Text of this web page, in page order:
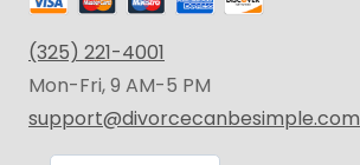
(325) 221-4001
Mon-Fri, 9 AM-5 PM
support@divorcecanbesimple.com